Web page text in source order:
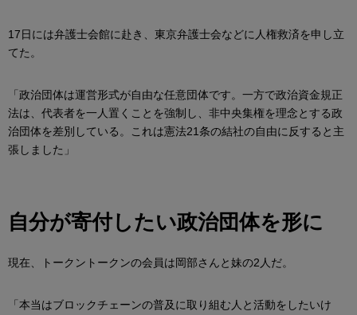
17日には弁護士会館に赴き、東京弁護士会などに人権救済を申し立
てた。
「政治団体は運営形式が自由な任意団体です。一方で政治資金規正
法は、代表者を一人置くことを強制し、非中央集権を理念とする政
治団体を差別している。これは憲法21条の結社の自由に反すると主
張しました」
自分が寄付したい政治団体を形に
現在、トークントークンの会員は岡部さんと妹の2人だ。
「本当はブロックチェーンの普及に取り組む人と活動をしたいけ